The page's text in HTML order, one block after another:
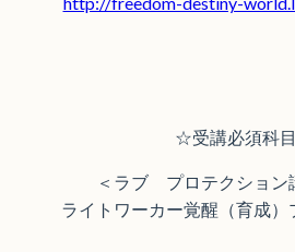
☆受講必須科
＜ラブ プロテクション
ライトワーカー覚醒（育成